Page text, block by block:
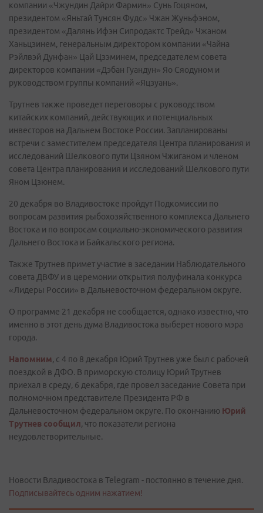
компании «Чжундин Дайри Фармин» Сунь Гоцяном,
президентом «Яньтай Тунсян Фудс» Чжан Жуньфэном,
президентом «Далянь Ифэн Сипродактс Трейд» Чжаном
Ханьцзинем, генеральным директором компании «Чайна
Рэйлвэй Дунфан» Цай Цзэминем, председателем совета
директоров компании «Дэбан Гуандун» Яо Сяодуном и
руководством группы компаний «Яцзуань».
Трутнев также проведет переговоры с руководством
китайских компаний, действующих и потенциальных
инвесторов на Дальнем Востоке России. Запланированы
встречи с заместителем председателя Центра планирования и
исследований Шелкового пути Цзяном Чжиганом и членом
совета Центра планирования и исследований Шелкового пути
Яном Цзюнем.
20 декабря во Владивостоке пройдут Подкомиссии по
вопросам развития рыбохозяйственного комплекса Дальнего
Востока и по вопросам социально-экономического развития
Дальнего Востока и Байкальского региона.
Также Трутнев примет участие в заседании Наблюдательного
совета ДВФУ и в церемонии открытия полуфинала конкурса
«Лидеры России» в Дальневосточном федеральном округе.
О программе 21 декабря не сообщается, однако известно, что
именно в этот день дума Владивостока выберет нового мэра
города.
Напомним, с 4 по 8 декабря Юрий Трутнев уже был с рабочей
поездкой в ДФО. В приморскую столицу Юрий Трутнев
приехал в среду, 6 декабря, где провел заседание Совета при
полномочном представителе Президента РФ в
Дальневосточном федеральном округе. По окончанию Юрий
Трутнев сообщил, что показатели региона
неудовлетворительные.
Новости Владивостока в Telegram - постоянно в течение дня.
Подписывайтесь одним нажатием!